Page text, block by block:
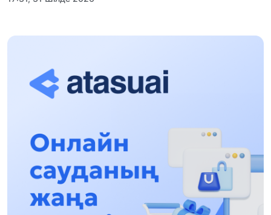
Халықаралық «Формула-1 H2O» жарысын
13:13, 30 Шілде 2026
12:01, 28 Шілде 2026
Абзал Достияр: Думан Мұхаметкәрімді
Алматы түрмесіне ауыстыруы мүмкін
16:15, 27 Шілде 2026